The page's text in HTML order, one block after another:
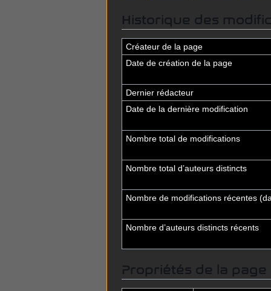
Historique des
Créateur de la page
Date de création de la page
Dernier rédacteur
Date de la dernière modification
Nombre total de modifications
Nombre total d’auteurs distincts
Nombre de modifications récentes
Nombre d’auteurs distincts récents
Propriétés de la page